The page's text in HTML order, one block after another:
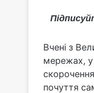
Вчені з
мережах, у
почуття